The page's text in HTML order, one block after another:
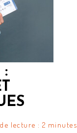
:
lecture : 2 minutes